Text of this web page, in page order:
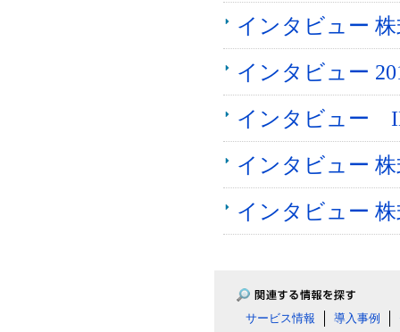
インタビュー
インタビュー
インタビュー
インタビュー
インタビュー
サービス情報 導入事例